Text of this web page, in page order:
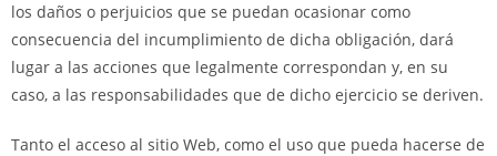
los daños o perjuicios que se puedan ocasionar como
consecuencia del incumplimiento de dicha obligación, dará
lugar a las acciones que legalmente correspondan y, en su
caso, a las responsabilidades que de dicho ejercicio se deriven.
Tanto el acceso al sitio Web, como el uso que pueda hacerse de